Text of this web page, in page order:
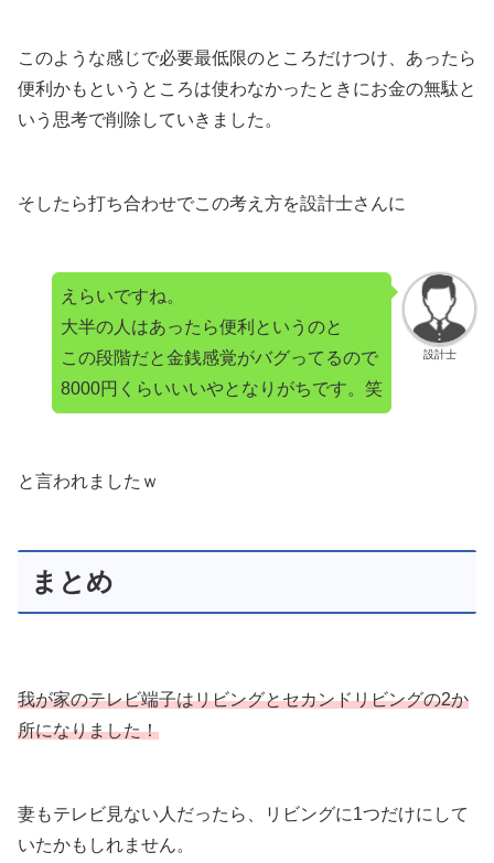
このような感じで必要最低限のところだけつけ、あったら
便利かもというところは使わなかったときにお金の無駄と
いう思考で削除していきました。
そしたら打ち合わせでこの考え方を設計士さんに
設計士
えらいですね。
大半の人はあったら便利というのと
この段階だと金銭感覚がバグってるので
8000円くらいいいやとなりがちです。笑
と言われましたｗ
まとめ
我が家のテレビ端子はリビングとセカンドリビングの2か
所になりました！
妻もテレビ見ない人だったら、リビングに1つだけにして
いたかもしれません。